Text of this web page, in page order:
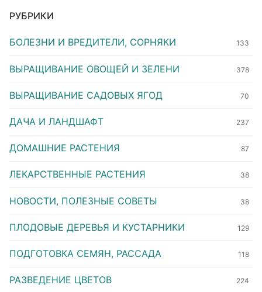
РУБРИКИ
БОЛЕЗНИ И ВРЕДИТЕЛИ, СОРНЯКИ 133
ВЫРАЩИВАНИЕ ОВОЩЕЙ И ЗЕЛЕНИ 378
ВЫРАЩИВАНИЕ САДОВЫХ ЯГОД 70
ДАЧА И ЛАНДШАФТ 237
ДОМАШНИЕ РАСТЕНИЯ 87
ЛЕКАРСТВЕННЫЕ РАСТЕНИЯ 38
НОВОСТИ, ПОЛЕЗНЫЕ СОВЕТЫ 38
ПЛОДОВЫЕ ДЕРЕВЬЯ И КУСТАРНИКИ 129
ПОДГОТОВКА СЕМЯН, РАССАДА 118
РАЗВЕДЕНИЕ ЦВЕТОВ 224